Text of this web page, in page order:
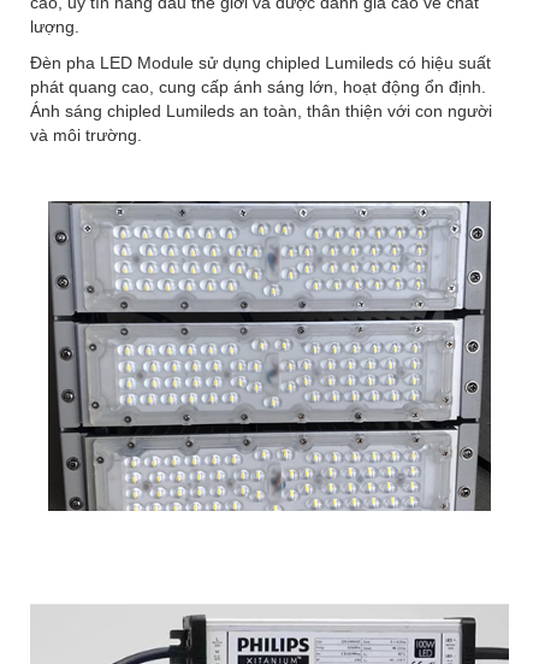
lượng.
Đèn pha LED Module sử dụng chipled Lumileds có hiệu suất
phát quang cao, cung cấp ánh sáng lớn, hoạt động ổn định.
Ánh sáng chipled Lumileds an toàn, thân thiện với con người
và môi trường.